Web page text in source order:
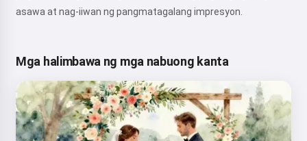
asawa at nag-iiwan ng pangmatagalang impresyon.
Mga halimbawa ng mga nabuong kanta